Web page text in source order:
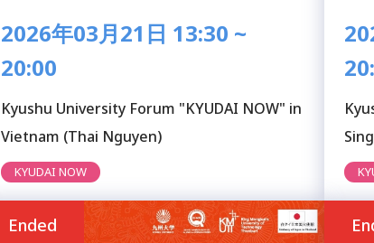
2026年03月21日 13:30 ~
20:00
Kyushu University Forum "KYUDAI NOW" in
Vietnam (Thai Nguyen)
KYUDAI NOW
Ended